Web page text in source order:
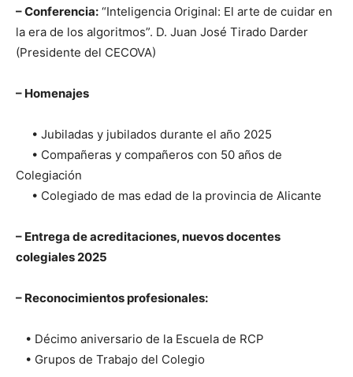
– Conferencia: “Inteligencia Original: El arte de cuidar en
la era de los algoritmos”. D. Juan José Tirado Darder
(Presidente del CECOVA)
– Homenajes
• Jubiladas y jubilados durante el año 2025
• Compañeras y compañeros con 50 años de
Colegiación
• Colegiado de mas edad de la provincia de Alicante
– Entrega de acreditaciones, nuevos docentes
colegiales 2025
– Reconocimientos profesionales:
• Décimo aniversario de la Escuela de RCP
• Grupos de Trabajo del Colegio